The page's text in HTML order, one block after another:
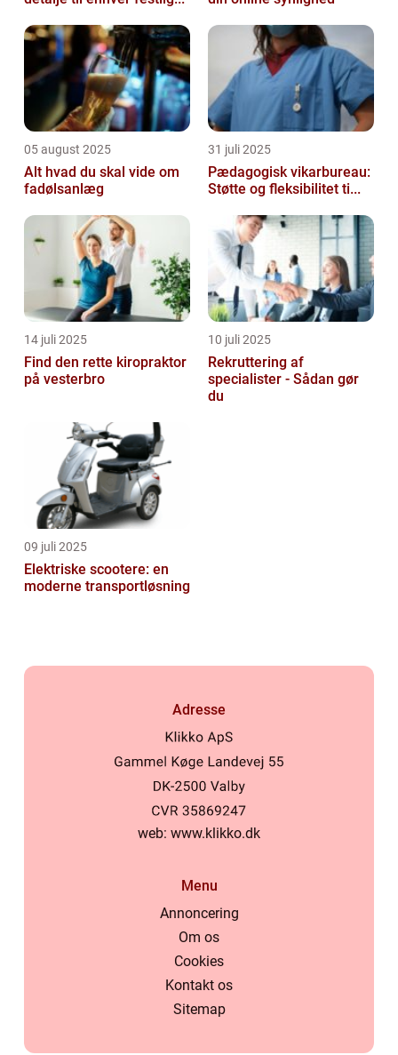
05 august 2025
Alt hvad du skal vide om
fadølsanlæg
31 juli 2025
Pædagogisk vikarbureau:
Støtte og fleksibilitet ti...
14 juli 2025
Find den rette kiropraktor
på vesterbro
10 juli 2025
Rekruttering af
specialister - Sådan gør
du
09 juli 2025
Elektriske scootere: en
moderne transportløsning
Adresse
web: www.klikko.dk
Menu
Annoncering
Om os
Cookies
Kontakt os
Sitemap